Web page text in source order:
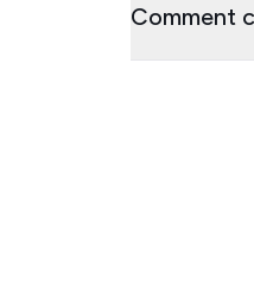
Comment